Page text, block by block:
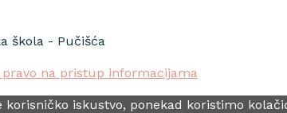
škola - Pučišća
na pristup informacijama
korisničko iskustvo, ponekad koristimo